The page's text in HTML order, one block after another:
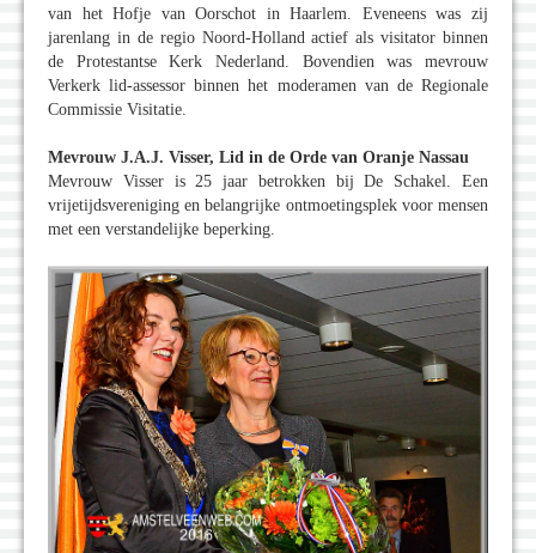
van het Hofje van Oorschot in Haarlem. Eveneens was zij
jarenlang in de regio Noord-Holland actief als visitator binnen
de Protestantse Kerk Nederland. Bovendien was mevrouw
Verkerk lid-assessor binnen het moderamen van de Regionale
Commissie Visitatie.
Mevrouw J.A.J. Visser, Lid in de Orde van Oranje Nassau
Mevrouw Visser is 25 jaar betrokken bij De Schakel. Een
vrijetijdsvereniging en belangrijke ontmoetingsplek voor mensen
met een verstandelijke beperking.